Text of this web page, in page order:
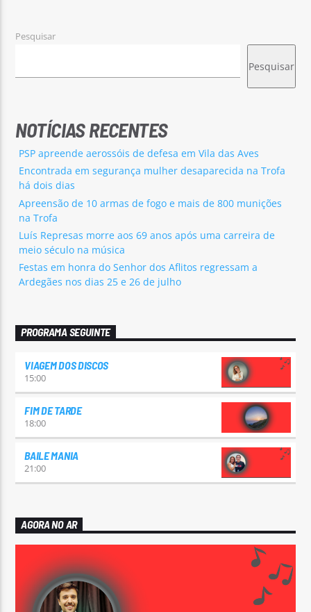
Pesquisar
Pesquisar
NOTÍCIAS RECENTES
PSP apreende aerossóis de defesa em Vila das Aves
Encontrada em segurança mulher desaparecida na Trofa
há dois dias
Apreensão de 10 armas de fogo e mais de 800 munições
na Trofa
Luís Represas morre aos 69 anos após uma carreira de
meio século na música
Festas em honra do Senhor dos Aflitos regressam a
Ardegães nos dias 25 e 26 de julho
PROGRAMA SEGUINTE
VIAGEM DOS DISCOS
15:00
FIM DE TARDE
18:00
BAILE MANIA
21:00
AGORA NO AR